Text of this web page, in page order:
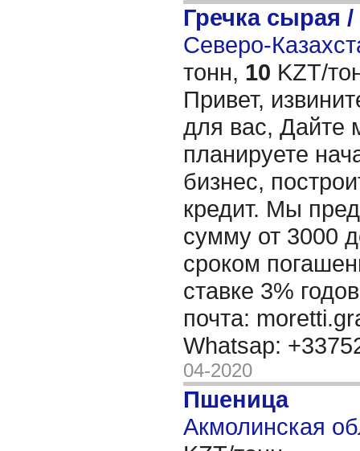
Гречка сырая /
Северо-
тонн, 10 KZT/
Привет,
для вас, Дайте
планируете
бизнес,
кредит. Мы
сумму от 3000
сроком
ставке 3%
почта:
Whatsap:
04-2020
Пшеница
Акмолинская